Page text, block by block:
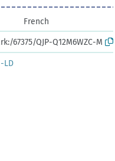
French
67375/QJP-Q12M6WZC-M
LD